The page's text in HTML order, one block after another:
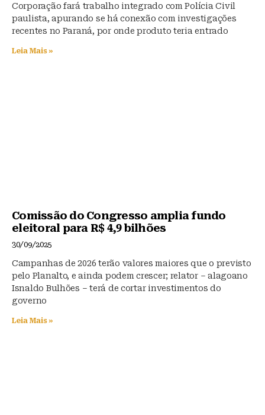
Corporação fará trabalho integrado com Polícia Civil
paulista, apurando se há conexão com investigações
recentes no Paraná, por onde produto teria entrado
Leia Mais »
Comissão do Congresso amplia fundo
eleitoral para R$ 4,9 bilhões
30/09/2025
Campanhas de 2026 terão valores maiores que o previsto
pelo Planalto, e ainda podem crescer; relator – alagoano
Isnaldo Bulhões – terá de cortar investimentos do
governo
Leia Mais »